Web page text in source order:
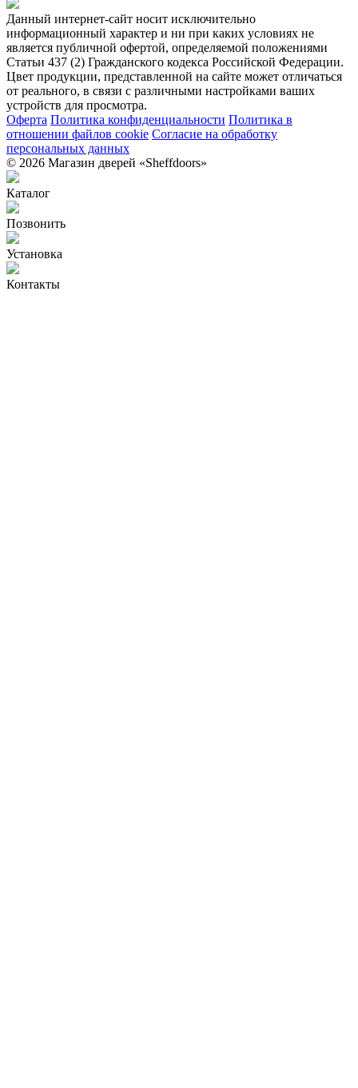
Данный интернет-сайт носит исключительно
информационный характер и ни при каких условиях не
является публичной офертой, определяемой положениями
Статьи 437 (2) Гражданского кодекса Российской Федерации.
Цвет продукции, представленной на сайте может отличаться
от реального, в связи с различными настройками ваших
устройств для просмотра.
Оферта Политика конфиденциальности Политика в
отношении файлов cookie Согласие на обработку
персональных данных
© 2026 Магазин дверей «Sheffdoors»
Каталог
Позвонить
Установка
Контакты